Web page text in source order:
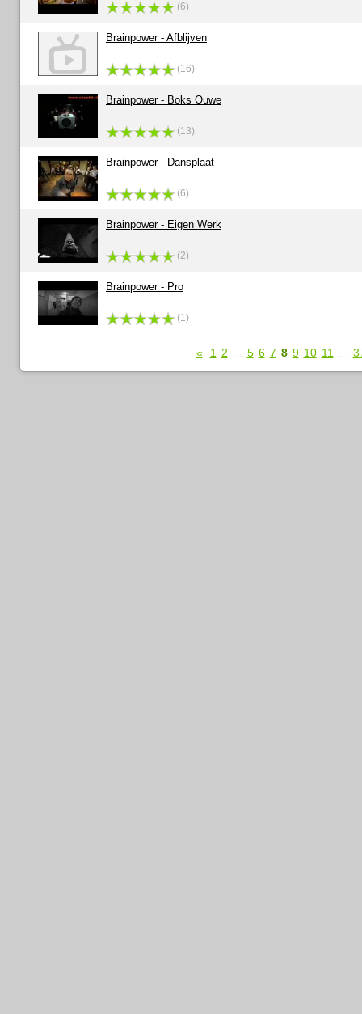
(6)
Brainpower - Afblijven
(16)
Brainpower - Boks Ouwe
(13)
Brainpower - Dansplaat
(6)
Brainpower - Eigen Werk
(2)
Brainpower - Pro
(1)
« 1 2 5 6 7 8 9 10 11